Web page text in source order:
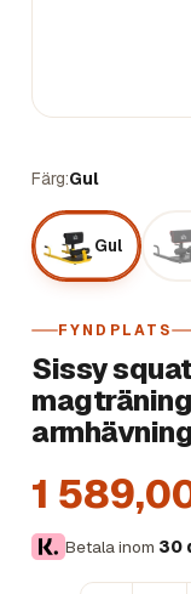
FYNDPLATS
Sissy
1
Betala inom 30
Färg Gul
Gul